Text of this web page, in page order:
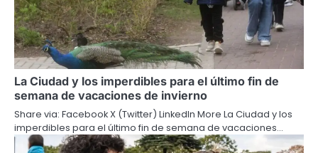
La Ciudad y los imperdibles para el último fin de
semana de vacaciones de invierno
Share via: Facebook X (Twitter) LinkedIn More La Ciudad y los
imperdibles para el último fin de semana de vacaciones…